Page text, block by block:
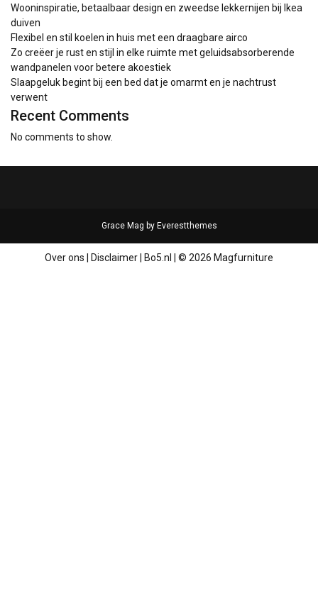
Wooninspiratie, betaalbaar design en zweedse lekkernijen bij Ikea
duiven
Flexibel en stil koelen in huis met een draagbare airco
Zo creëer je rust en stijl in elke ruimte met geluidsabsorberende
wandpanelen voor betere akoestiek
Slaapgeluk begint bij een bed dat je omarmt en je nachtrust
verwent
Recent Comments
No comments to show.
Grace Mag by Everestthemes
Over ons Disclaimer Bo5.nl © 2026 Magfurniture